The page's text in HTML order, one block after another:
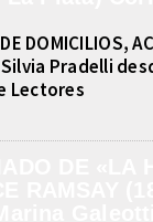
Athletic, se metió
de la FEBAMBA y
CON MAS DE
DEL NIÑO
DOMICILIOS,
Pradelli
Lectores